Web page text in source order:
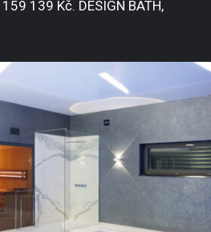
139 Kč. DESIGN BATH,